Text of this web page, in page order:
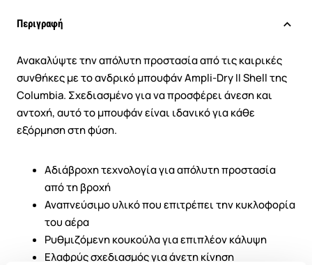
Περιγραφή
Ανακαλύψτε την απόλυτη προστασία από τις καιρικές
συνθήκες με το ανδρικό μπουφάν Ampli-Dry II Shell της
Columbia. Σχεδιασμένο για να προσφέρει άνεση και
αντοχή, αυτό το μπουφάν είναι ιδανικό για κάθε
εξόρμηση στη φύση.
Αδιάβροχη τεχνολογία για απόλυτη προστασία
από τη βροχή
Αναπνεύσιμο υλικό που επιτρέπει την κυκλοφορία
του αέρα
Ρυθμιζόμενη κουκούλα για επιπλέον κάλυψη
Ελαφρύς σχεδιασμός για άνετη κίνηση